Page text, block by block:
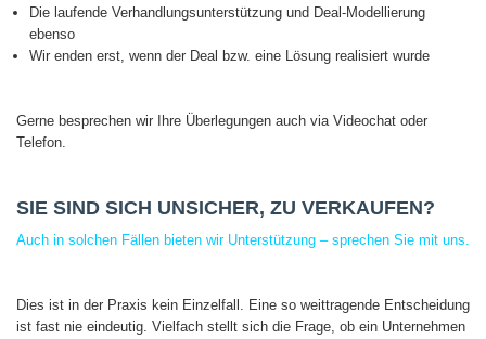
Die laufende Verhandlungsunterstützung und Deal-Modellierung
ebenso
Wir enden erst, wenn der Deal bzw. eine Lösung realisiert wurde
Gerne besprechen wir Ihre Überlegungen auch via Videochat oder
Telefon.
SIE SIND SICH UNSICHER, ZU VERKAUFEN?
Auch in solchen Fällen bieten wir Unterstützung – sprechen Sie mit uns.
Dies ist in der Praxis kein Einzelfall. Eine so weittragende Entscheidung
ist fast nie eindeutig. Vielfach stellt sich die Frage, ob ein Unternehmen